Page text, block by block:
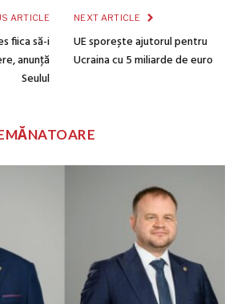
ARTICLE
fiica să-i
anunţă
Seulul
NEXT ARTICLE
UE sporește ajutorul pentru
Ucraina cu 5 miliarde de euro